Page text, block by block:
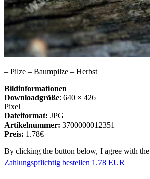
– Pilze – Baumpilze – Herbst
Bildinformationen
Downloadgröße: 640 × 426
Pixel
Dateiformat: JPG
Artikelnummer: 3700000012351
Preis: 1.78€
By clicking the button below, I agree with the
Zahlungspflichtig bestellen 1.78 EUR